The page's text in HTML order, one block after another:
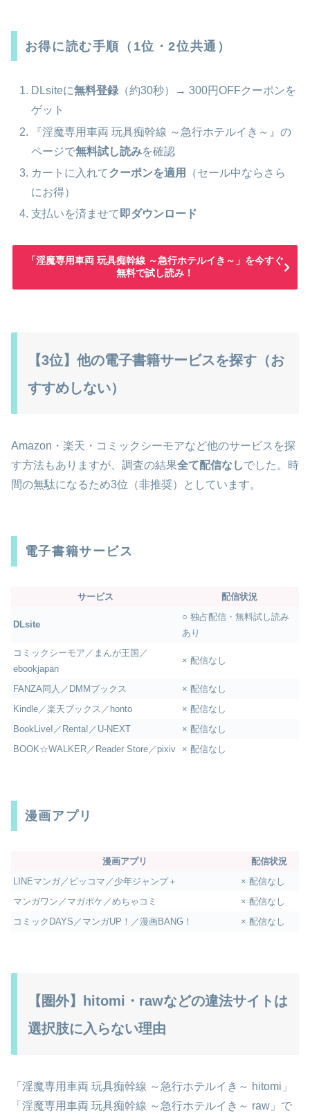
お得に読む手順（1位・2位共通）
DLsiteに無料登録 （約30秒）→ 300円OFFクーポンを
ゲット
『淫魔専用車両 玩具痴幹線 ～急行ホテルイき～』の
ページで無料試し読みを確認
カートに入れてクーポンを適用
（セール中ならさら
にお得）
支払いを済ませて 即ダウンロード
「淫魔専用車両 玩具痴幹線 ～急行ホテルイき～」を今すぐ
無料で試し読み！
【3位】他の電子書籍サービスを探す（お
すすめしない）
Amazon・楽天・コミックシーモアなど他のサービスを探
す方法もありますが、調査の結果全て配信なしでした。時
間の無駄になるため3位（非推奨）としています。
電子書籍サービス
サービス 配信状況
DLsite
○ 独占配信・無料試し読み
あり
コミックシーモア／まんが王国／
ebookjapan
× 配信なし
FANZA同人／DMMブックス
× 配信なし
Kindle／楽天ブックス／honto
× 配信なし
BookLive!／Renta!／U-NEXT
× 配信なし
BOOK☆WALKER／Reader Store／pixiv
× 配信なし
漫画アプリ
漫画アプリ
配信状況
LINEマンガ／ピッコマ／少年ジャンプ＋
× 配信なし
マンガワン／マガポケ／めちゃコミ
× 配信なし
コミックDAYS／マンガUP！／漫画BANG！
× 配信なし
【圏外】hitomi・rawなどの違法サイトは
選択肢に入らない理由
「淫魔専用車両 玩具痴幹線 ～急行ホテルイき～ hitomi」
「淫魔専用車両 玩具痴幹線 ～急行ホテルイき～ raw」で